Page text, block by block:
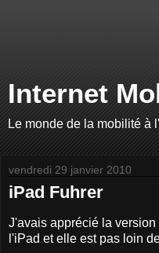
Internet
Le monde de la mobilité à
vendredi 29 janvier 2010
iPad Fuhrer
J'avais apprécié la
l'iPad et elle est pas loin